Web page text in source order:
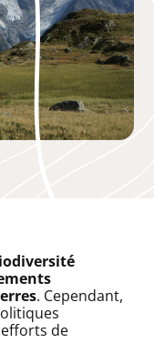
. Cependant,
de